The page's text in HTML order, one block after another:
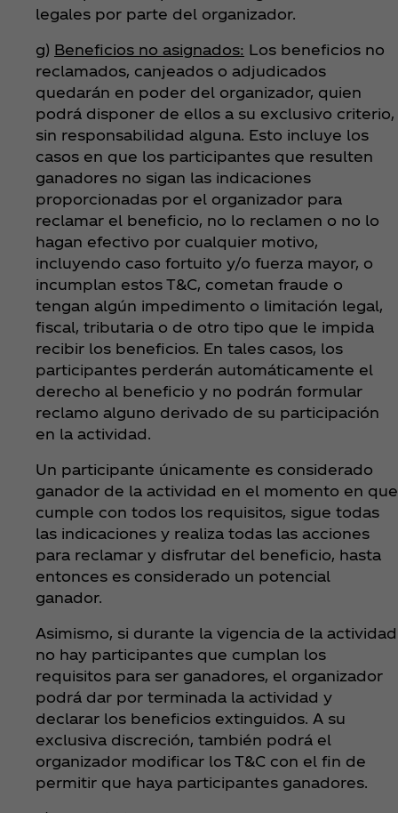
legales por parte del organizador.
g) Beneficios no asignados: Los beneficios no
reclamados, canjeados o adjudicados
quedarán en poder del organizador, quien
podrá disponer de ellos a su exclusivo criterio,
sin responsabilidad alguna. Esto incluye los
casos en que los participantes que resulten
ganadores no sigan las indicaciones
proporcionadas por el organizador para
reclamar el beneficio, no lo reclamen o no lo
hagan efectivo por cualquier motivo,
incluyendo caso fortuito y/o fuerza mayor, o
incumplan estos T&C, cometan fraude o
tengan algún impedimento o limitación legal,
fiscal, tributaria o de otro tipo que le impida
recibir los beneficios. En tales casos, los
participantes perderán automáticamente el
derecho al beneficio y no podrán formular
reclamo alguno derivado de su participación
en la actividad.
Un participante únicamente es considerado
ganador de la actividad en el momento en que
cumple con todos los requisitos, sigue todas
las indicaciones y realiza todas las acciones
para reclamar y disfrutar del beneficio, hasta
entonces es considerado un potencial
ganador.
Asimismo, si durante la vigencia de la actividad
no hay participantes que cumplan los
requisitos para ser ganadores, el organizador
podrá dar por terminada la actividad y
declarar los beneficios extinguidos. A su
exclusiva discreción, también podrá el
organizador modificar los T&C con el fin de
permitir que haya participantes ganadores.